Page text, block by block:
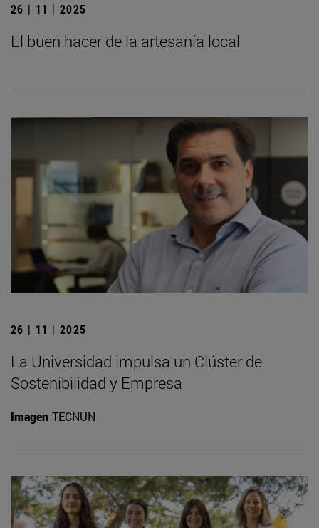
26 | 11 | 2025
El buen hacer de la artesanía local
26 | 11 | 2025
La Universidad impulsa un Clúster de
Sostenibilidad y Empresa
Imagen TECNUN